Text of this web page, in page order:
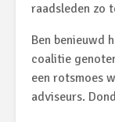
raadsleden zo
Ben benieuwd
coalitie
een rotsmoes
adviseurs.